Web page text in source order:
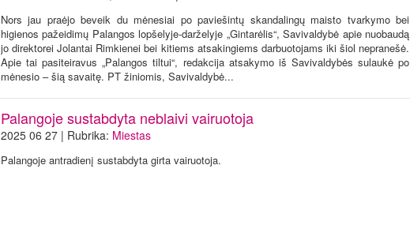
Nors jau praėjo beveik du mėnesiai po paviešintų skandalingų maisto tvarkymo bei
higienos pažeidimų Palangos lopšelyje-darželyje „Gintarėlis“, Savivaldybė apie nuobaudą
jo direktorei Jolantai Rimkienei bei kitiems atsakingiems darbuotojams iki šiol nepranešė.
Apie tai pasiteiravus „Palangos tiltui“, redakcija atsakymo iš Savivaldybės sulaukė po
mėnesio – šią savaitę. PT žiniomis, Savivaldybė...
Palangoje sustabdyta neblaivi vairuotoja
2025 06 27 | Rubrika: Miestas
Palangoje antradienį sustabdyta girta vairuotoja.